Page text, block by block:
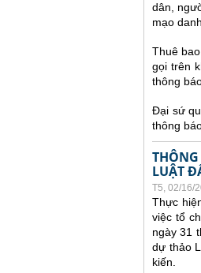
dân,
mạo
Thuê
gọi trên
thông
Đại sứ
thông
LUẬT
T5, 02/16/
Thực
việc tổ
ngày 31
dự thảo
kiến.